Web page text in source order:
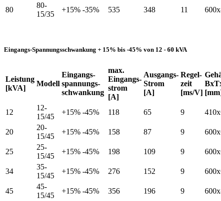
80
80-
15/35
+15% -35% 535 348 11
Eingangs-Spannungsschwankung + 15% bis -45% von 12 - 60 kVA
Leistung
[kVA]
Modell
Eingangs-
spannungs-
schwankung
max.
Eingangs-
strom
[A]
Ausgangs-
Strom
[A]
Regel-
zeit
[ms/V]
12
12-
15/45
+15% -45% 118 65 9
20
20-
15/45
+15% -45% 158 87 9
25
25-
15/45
+15% -45% 198 109 9
34
35-
15/45
+15% -45% 276 152 9
45
45-
15/45
+15% -45% 356 196 9